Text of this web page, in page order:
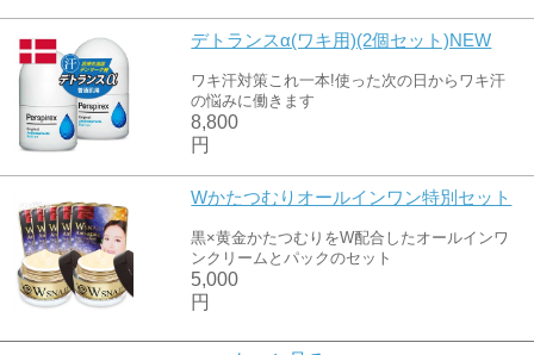
デトランスα(ワキ用)(2個セット)NEW
ワキ汗対策これ一本!使った次の日からワキ汗
の悩みに働きます
8,800
円
Wかたつむりオールインワン特別セット
黒×黄金かたつむりをW配合したオールインワ
ンクリームとパックのセット
5,000
円